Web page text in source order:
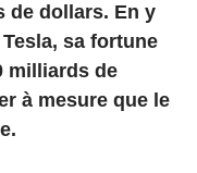
de dollars. En y
sa fortune
milliards de
à mesure que le